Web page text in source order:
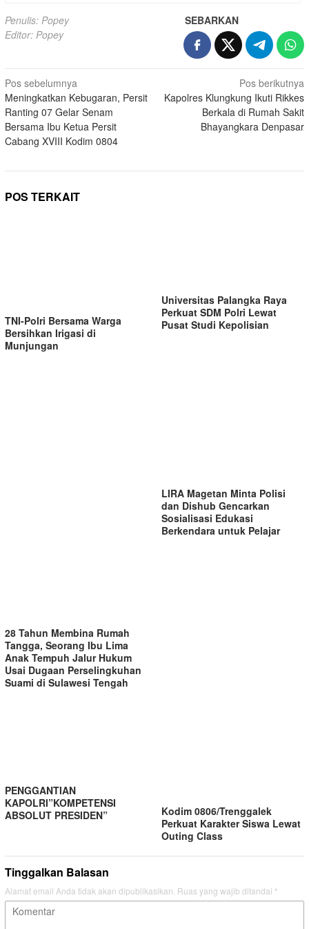
Penulis: Popey
Editor: Popey
SEBARKAN
Navigasi
pos
Pos sebelumnya
Meningkatkan Kebugaran, Persit
Ranting 07 Gelar Senam
Bersama Ibu Ketua Persit
Cabang XVIII Kodim 0804
Pos berikutnya
Kapolres Klungkung Ikuti Rikkes
Berkala di Rumah Sakit
Bhayangkara Denpasar
POS TERKAIT
TNI-Polri Bersama Warga
Bersihkan Irigasi di
Munjungan
Universitas Palangka Raya
Perkuat SDM Polri Lewat
Pusat Studi Kepolisian
28 Tahun Membina Rumah
Tangga, Seorang Ibu Lima
Anak Tempuh Jalur Hukum
Usai Dugaan Perselingkuhan
Suami di Sulawesi Tengah
LIRA Magetan Minta Polisi
dan Dishub Gencarkan
Sosialisasi Edukasi
Berkendara untuk Pelajar
PENGGANTIAN
KAPOLRI”KOMPETENSI
ABSOLUT PRESIDEN”
Kodim 0806/Trenggalek
Perkuat Karakter Siswa Lewat
Outing Class
Tinggalkan Balasan
Alamat email Anda tidak akan dipublikasikan. Ruas yang wajib ditandai *